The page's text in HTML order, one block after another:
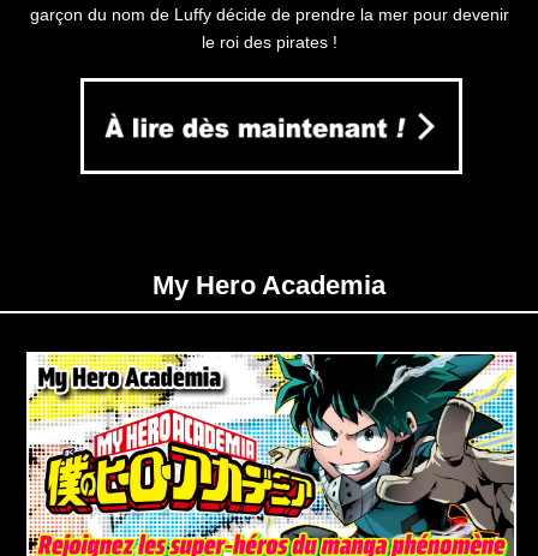
garçon du nom de Luffy décide de prendre la mer pour devenir
le roi des pirates !
My Hero Academia